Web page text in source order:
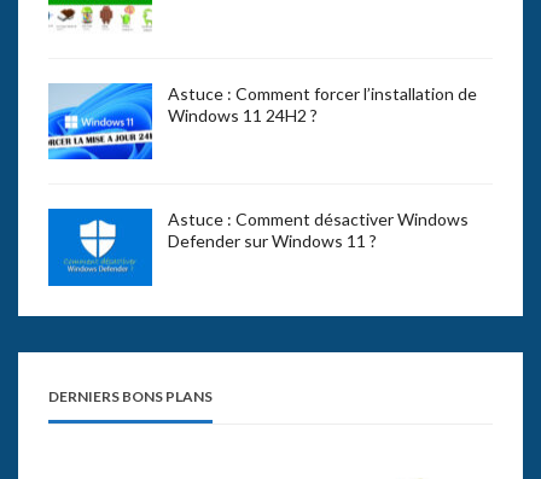
Astuce : Comment forcer l’installation de
Windows 11 24H2 ?
Astuce : Comment désactiver Windows
Defender sur Windows 11 ?
DERNIERS BONS PLANS